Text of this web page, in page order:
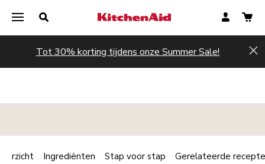
Tot 30% korting tijdens onze Summer Sale!
Print
Ingrediënten Stap voor stap Gerelateerde